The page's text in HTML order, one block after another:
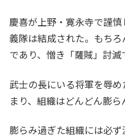
慶喜が上野・寛永寺で謹
義隊は結成された。もち
であり、憎き「薩賊」討滅
武士の長にいる将軍を辱
まり、組織はどんどん膨ら
膨らみ過ぎた組織には必